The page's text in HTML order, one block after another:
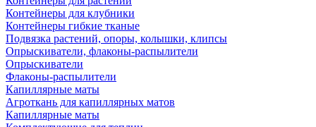
Контейнеры для клубники
Контейнеры гибкие тканые
Подвязка растений, опоры, колышки, клипсы
Опрыскиватели, флаконы-распылители
Опрыскиватели
Флаконы-распылители
Капиллярные маты
Агроткань для капиллярных матов
Капиллярные маты